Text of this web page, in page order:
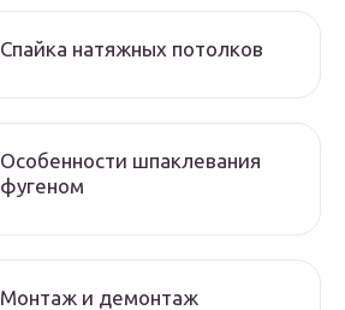
Спайка натяжных потолков
Особенности шпаклевания
фугеном
Монтаж и демонтаж